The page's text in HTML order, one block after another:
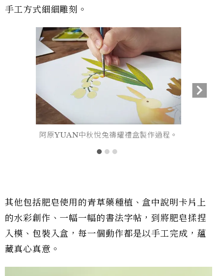
手工方式細細雕刻。
阿原YUAN中秋悅兔禱耀禮盒製作過程。
其他包括肥皂使用的青草藥種植、盒中說明卡片上
的水彩創作、一幅一幅的書法字帖，到將肥皂揉捏
入模、包裝入盒，每一個動作都是以手工完成，蘊
藏真心真意。